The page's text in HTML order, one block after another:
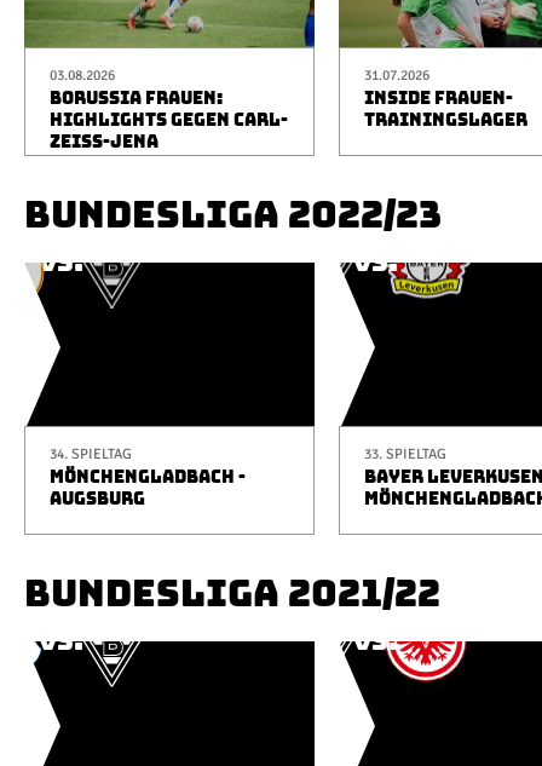
03.08.2026
BORUSSIA FRAUEN:
HIGHLIGHTS GEGEN CARL-
ZEISS-JENA
31.07.2026
INSIDE FRAUEN-
TRAININGSLAGER
BUNDESLIGA 2022/23
34. SPIELTAG
MÖNCHENGLADBACH -
AUGSBURG
33. SPIELTAG
BAYER
BUNDESLIGA 2021/22